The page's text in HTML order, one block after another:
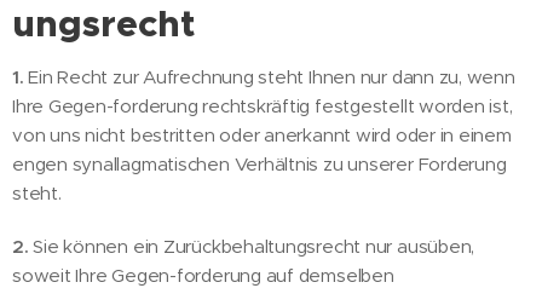
ungsrecht
1. Ein Recht zur Aufrechnung steht Ihnen nur dann zu, wenn
Ihre Gegen-forderung rechtskräftig festgestellt worden ist,
von uns nicht bestritten oder anerkannt wird oder in einem
engen synallagmatischen Verhältnis zu unserer Forderung
steht.
2. Sie können ein Zurückbehaltungsrecht nur ausüben,
soweit Ihre Gegen-forderung auf demselben